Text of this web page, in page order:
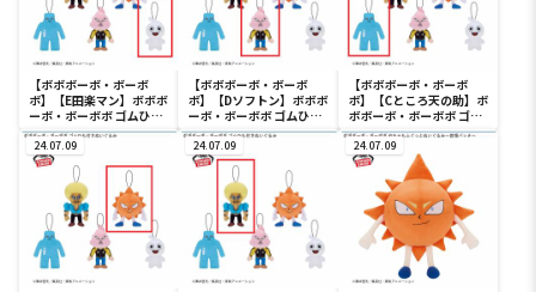
【ボボボーボ・ボーボ
ボ】【E田楽マン】ボボボ
ーボ・ボーボボ ゴムひも
付きぬいぐるみ
【ボボボーボ・ボーボ
ボ】【Dソフトン】ボボボ
ーボ・ボーボボ ゴムひも
付きぬいぐるみ
【ボボボーボ・ボーボ
ボ】【Cところ天の助】ボ
ボボーボ・ボーボボ ゴム
ひも付きぬいぐるみ
24.07.09 24.07.09 24.07.09